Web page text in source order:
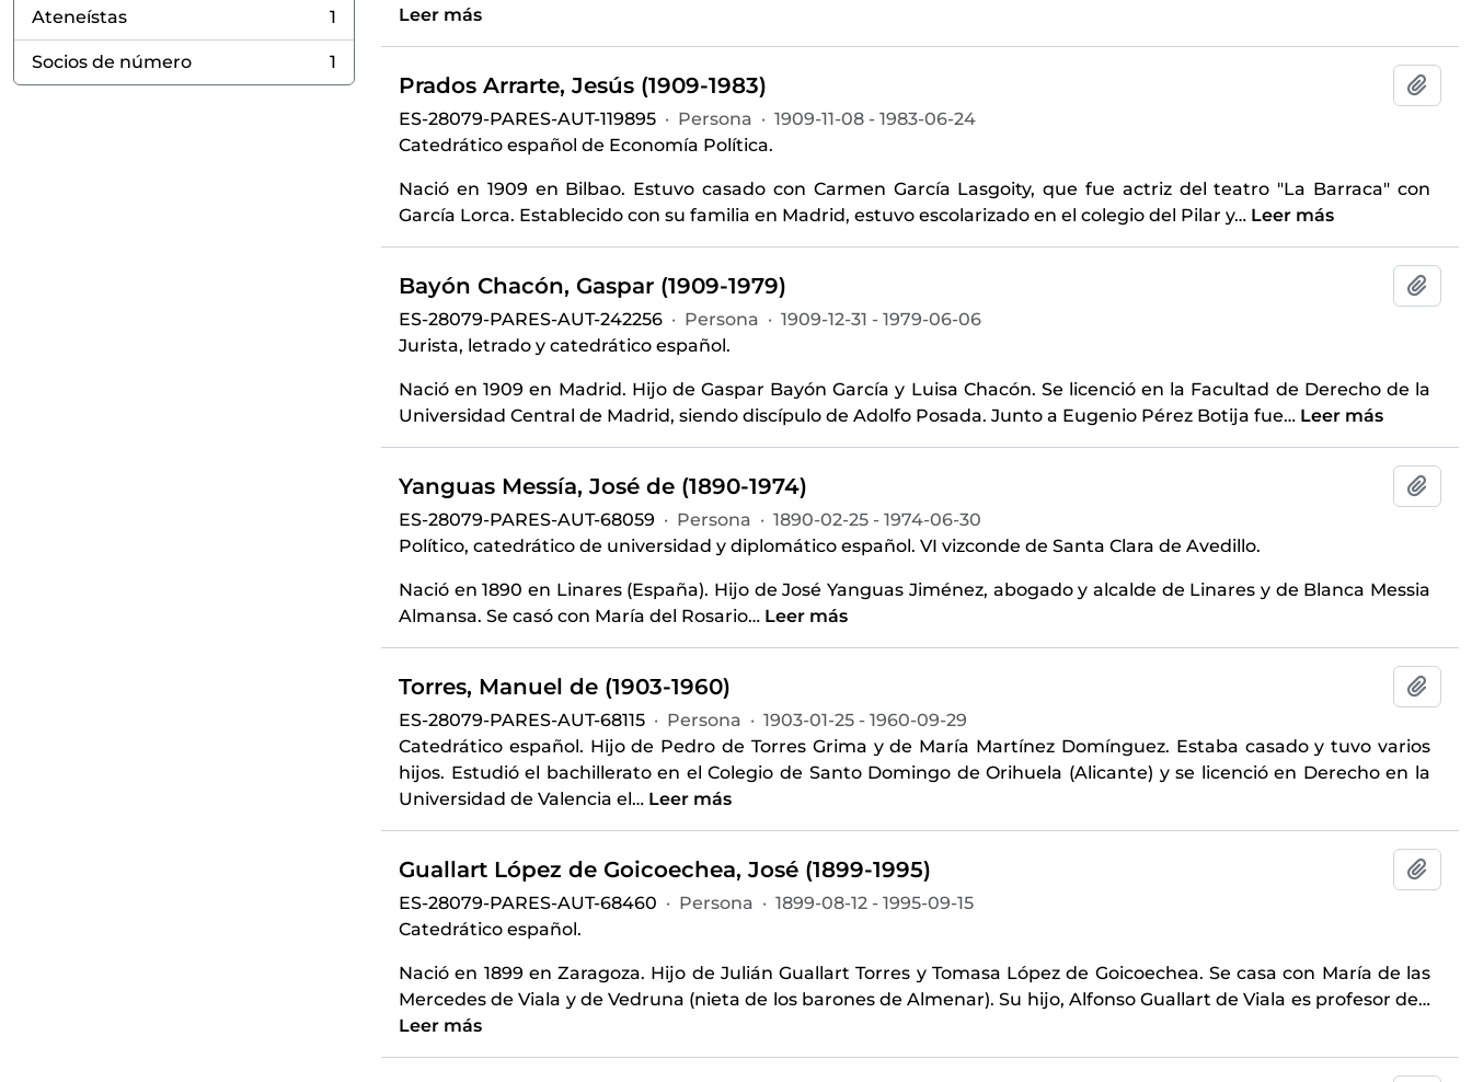
Ateneístas
, 1 resultados
1
Socios de número
, 1 resultados
1
Leer más
Prados Arrarte, Jesús (1909-1983)
ES-28079-PARES-AUT-119895 · Persona · 1909-11-08 - 1983-06-24
Catedrático español de Economía Política.
Nació en 1909 en Bilbao. Estuvo casado con Carmen García Lasgoity, que fue actriz del teatro "La Barraca" con
García Lorca. Establecido con su familia en Madrid, estuvo escolarizado en el colegio del Pilar y… Leer más
Bayón Chacón, Gaspar (1909-1979)
ES-28079-PARES-AUT-242256 · Persona · 1909-12-31 - 1979-06-06
Jurista, letrado y catedrático español.
Nació en 1909 en Madrid. Hijo de Gaspar Bayón García y Luisa Chacón. Se licenció en la Facultad de Derecho de la
Universidad Central de Madrid, siendo discípulo de Adolfo Posada. Junto a Eugenio Pérez Botija fue… Leer más
Yanguas Messía, José de (1890-1974)
ES-28079-PARES-AUT-68059 · Persona · 1890-02-25 - 1974-06-30
Político, catedrático de universidad y diplomático español. VI vizconde de Santa Clara de Avedillo.
Nació en 1890 en Linares (España). Hijo de José Yanguas Jiménez, abogado y alcalde de Linares y de Blanca Messia
Almansa. Se casó con María del Rosario… Leer más
Torres, Manuel de (1903-1960)
ES-28079-PARES-AUT-68115 · Persona · 1903-01-25 - 1960-09-29
Catedrático español. Hijo de Pedro de Torres Grima y de María Martínez Domínguez. Estaba casado y tuvo varios
hijos. Estudió el bachillerato en el Colegio de Santo Domingo de Orihuela (Alicante) y se licenció en Derecho en la
Universidad de Valencia el… Leer más
Guallart López de Goicoechea, José (1899-1995)
ES-28079-PARES-AUT-68460 · Persona · 1899-08-12 - 1995-09-15
Catedrático español.
Nació en 1899 en Zaragoza. Hijo de Julián Guallart Torres y Tomasa López de Goicoechea. Se casa con María de las
Mercedes de Viala y de Vedruna (nieta de los barones de Almenar). Su hijo, Alfonso Guallart de Viala es profesor de…
Leer más